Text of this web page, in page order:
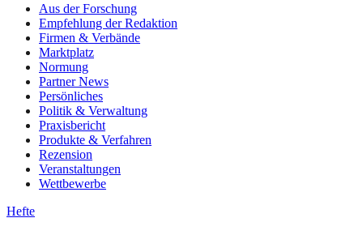
Aus der Forschung
Empfehlung der Redaktion
Firmen & Verbände
Marktplatz
Normung
Partner News
Persönliches
Politik & Verwaltung
Praxisbericht
Produkte & Verfahren
Rezension
Veranstaltungen
Wettbewerbe
Hefte